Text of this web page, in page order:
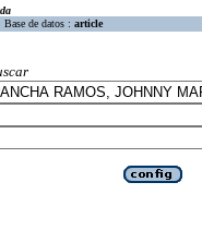
Base de datos : article